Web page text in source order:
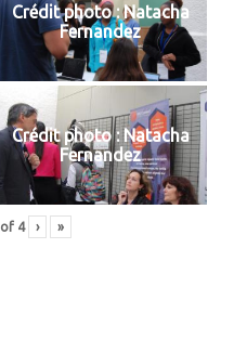
Crédit photo : Natacha
Fernandez
Crédit photo : Natacha
Fernandez
of 4 › »